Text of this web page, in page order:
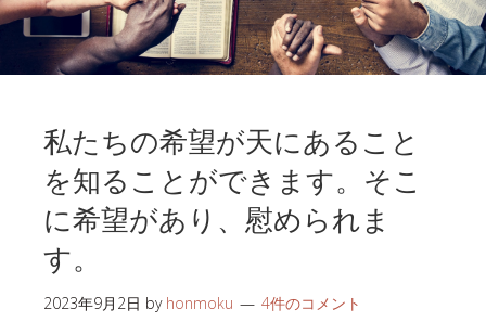
私たちの希望が天にあること
を知ることができます。そこ
に希望があり、慰められま
す。
2023年9月2日 by honmoku 4件のコメント